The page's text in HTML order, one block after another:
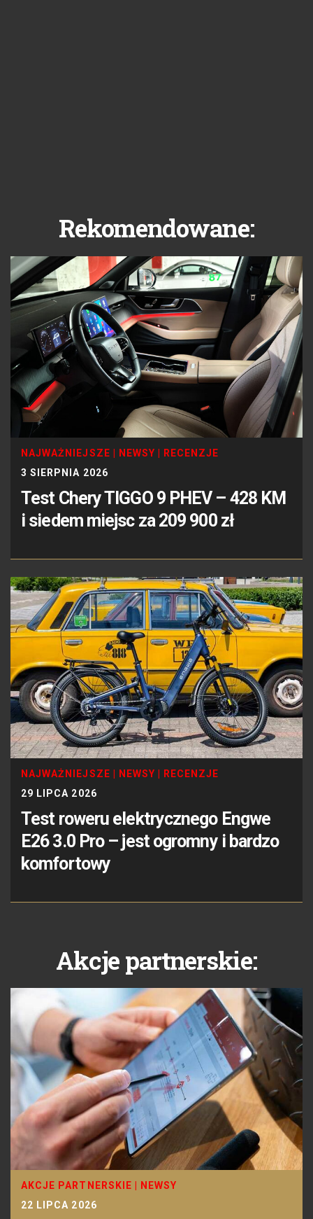
Rekomendowane:
NAJWAŻNIEJSZE NEWSY
RECENZJE
3 SIERPNIA 2026
Test Chery TIGGO 9 PHEV – 428 KM
i siedem miejsc za 209 900 zł
NAJWAŻNIEJSZE NEWSY
RECENZJE
29 LIPCA 2026
Test roweru elektrycznego Engwe
E26 3.0 Pro – jest ogromny i bardzo
komfortowy
Akcje partnerskie:
AKCJE PARTNERSKIE
NEWSY
22 LIPCA 2026